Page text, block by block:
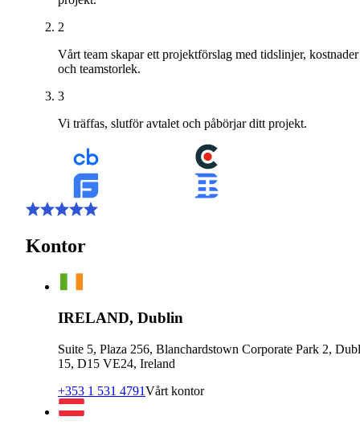
2
Vårt team skapar ett projektförslag med tidslinjer, kostnader
och teamstorlek.
3
Vi träffas, slutför avtalet och påbörjar ditt projekt.
Kontor
IRELAND, Dublin
Suite 5, Plaza 256, Blanchardstown Corporate Park 2,
15, D15 VE24, Ireland
+353 1 531 4791Vårt kontor